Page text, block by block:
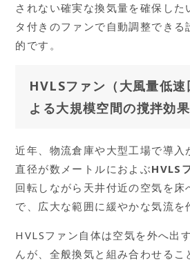
されない確実な換気量を確保した
タ付きのファンで自動調整できる
的です。
HVLSファン（大風量低
よる大規模空間の撹拌効果
近年、物流倉庫や大型工場で導入
直径が数メートルにおよぶHVLS
回転しながら天井付近の空気を床
で、広大な範囲に緩やかな気流を
HVLSファン自体は空気を外へ出
んが、全般換気と組み合わせるこ